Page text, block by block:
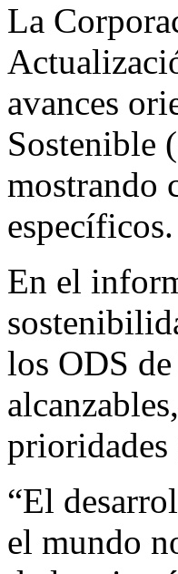
La
avances
Sostenible
mostrando
específicos.
En el
los ODS
“El
el mundo